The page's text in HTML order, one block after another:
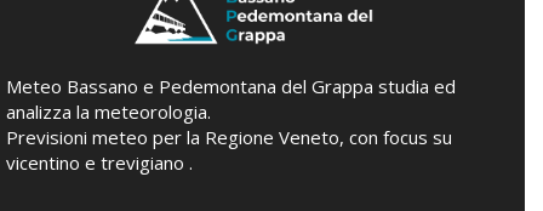
Meteo Bassano e Pedemontana del Grappa studia ed
analizza la meteorologia.
Previsioni meteo per la Regione Veneto, con focus su
vicentino e trevigiano .